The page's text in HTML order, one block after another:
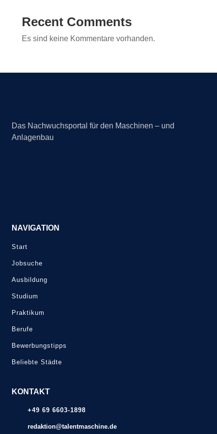
Recent Comments
Es sind keine Kommentare vorhanden.
Das Nachwuchsportal für den Maschinen – und
Anlagenbau
NAVIGATION
Start
Jobsuche
Ausbildung
Studium
Praktikum
Berufe
Bewerbungstipps
Beliebte Städte
KONTAKT
+49 69 6603-1898
redaktion@talentmaschine.de